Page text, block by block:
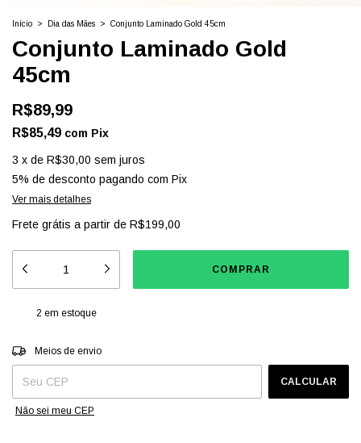
Início > Dia das Mães > Conjunto Laminado Gold 45cm
Conjunto Laminado Gold
45cm
R$89,99
R$85,49 com Pix
3 x de R$30,00 sem juros
5% de desconto pagando com Pix
Ver mais detalhes
Frete grátis a partir de R$199,00
2 em estoque
Entregas para o CEP:
Meios de envio
CALCULAR
Não sei meu CEP